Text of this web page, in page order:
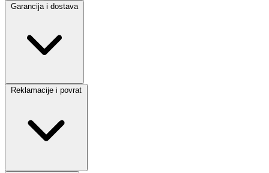
Garancija i dostava
Reklamacije i povrat